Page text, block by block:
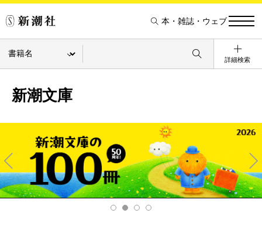
本・雑誌・ウェブ
詳細検索
新潮文庫
Pre
v
Ne
xt